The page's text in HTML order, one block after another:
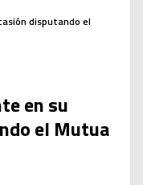
disputando el
en su
el Mutua